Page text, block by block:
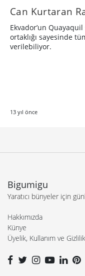
Can Kurtaran
Ekvador’un
ortaklığı sayesinde
verilebiliyor.
13 yıl önce
Bigumigu
Yaratıcı bünyeler için
Hakkımızda
Künye
Üyelik, Kullanım ve